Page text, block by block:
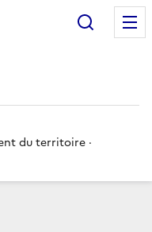
du territoire ·